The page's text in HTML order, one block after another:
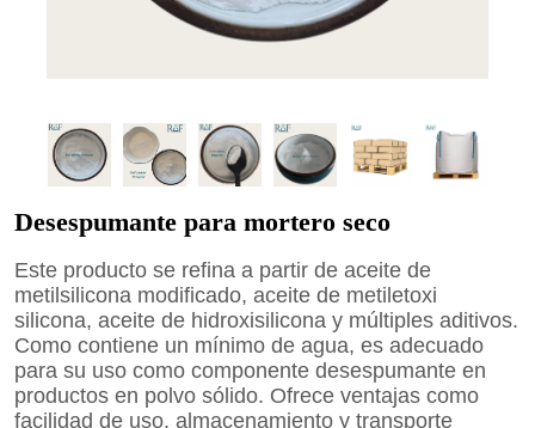
Desespumante para mortero seco